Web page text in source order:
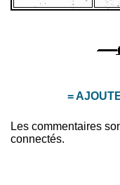
=
Les commentaires
connectés.